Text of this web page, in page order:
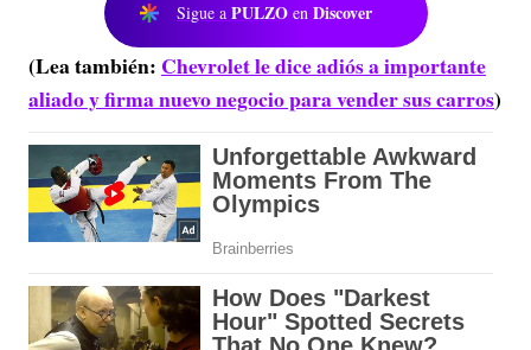
Sigue a PULZO en Discover
(Lea también: Chevrolet le dice adiós a importante
aliado y firma nuevo negocio para vender sus carros)